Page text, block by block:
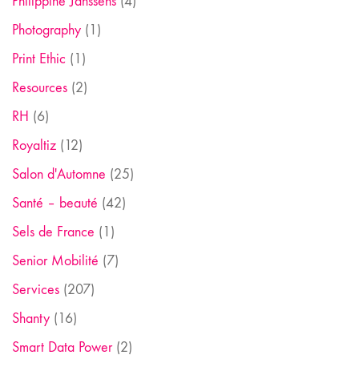
Photography (1)
Print Ethic (1)
Resources (2)
RH (6)
Royaltiz (12)
Salon d'Automne (25)
Santé – beauté (42)
Sels de France (1)
Senior Mobilité (7)
Services (207)
Shanty (16)
Smart Data Power(2)